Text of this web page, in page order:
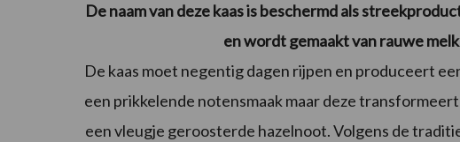
De naam van deze kaas is beschermd als
en wordt gemaakt van rauwe
De kaas moet negentig dagen rijpen en produceert
een prikkelende notensmaak maar deze
een vleugje geroosterde hazelnoot. Volgens de